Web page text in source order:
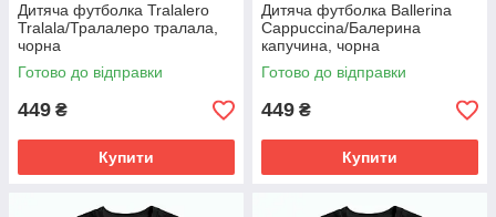
Дитяча футболка Tralalero
Tralala/Тралалеро тралала,
чорна
Готово до відправки
449 ₴
Купити
Дитяча футболка Ballerina
Cappuccina/Балерина
капучина, чорна
Готово до відправки
449 ₴
Купити